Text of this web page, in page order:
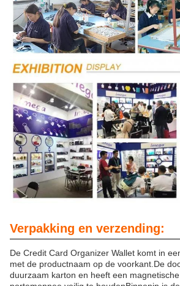
Verpakking en verzending:
De Credit Card Organizer Wallet komt in
met de productnaam op de voorkant.De
duurzaam karton en heeft een